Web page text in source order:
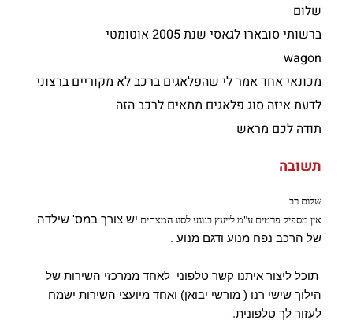
שלום
ברשותי סובארו לגאסי שנת 2005 אוטומטי
wagon
מכונאי אחד אמר לי שהפלאגים ברכב לא מקוריים ברצוני
לדעת איזה סוג פלאגים מתאים לרכב הזה
תודה לכם מראש
תשובה
שלום רב
אין מספיק פרטים ע"מ לייעץ בנוגע לסוג המצתים יש צורך במס' שילדה
של הרכב נפח מנוע ודגם מנוע .
תוכל ליצור איתנו קשר טלפוני לאחד ממרכזי השירות של
הילוך שישי רנו ( מורשי יבואן) ואחד מיועצי השירות ישמח
לעזור לך טלפונית.